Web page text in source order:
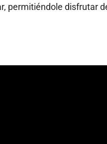
permitiéndole disfrutar